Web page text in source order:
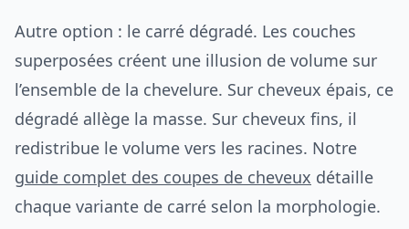
Autre option : le carré dégradé. Les couches
superposées créent une illusion de volume sur
l’ensemble de la chevelure. Sur cheveux épais, ce
dégradé allège la masse. Sur cheveux fins, il
redistribue le volume vers les racines. Notre
guide complet des coupes de cheveux détaille
chaque variante de carré selon la morphologie.